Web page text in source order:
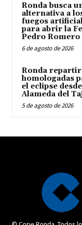
Ronda busca
alternativa a
fuegos
para abrir la
Pedro Romero
6 de agosto de 2026
Ronda
homologadas
el eclipse
Alameda del
5 de agosto de 2026